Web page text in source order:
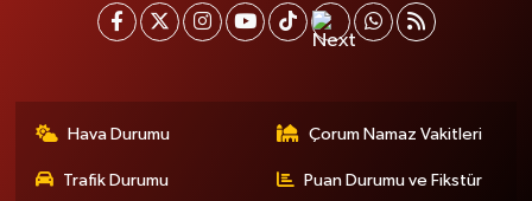
Hava Durumu Çorum Namaz Vakitleri
Trafik Durumu Puan Durumu ve Fikstür